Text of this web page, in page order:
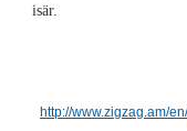
isär.
http://www.zigzag.am/